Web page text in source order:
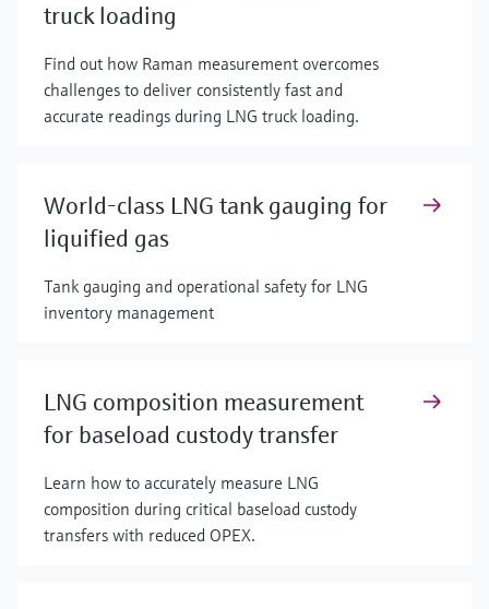
truck loading
Find out how Raman measurement overcomes
challenges to deliver consistently fast and
accurate readings during LNG truck loading.
World-class LNG tank gauging for
liquified gas
Tank gauging and operational safety for LNG
inventory management
LNG composition measurement
for baseload custody transfer
Learn how to accurately measure LNG
composition during critical baseload custody
transfers with reduced OPEX.